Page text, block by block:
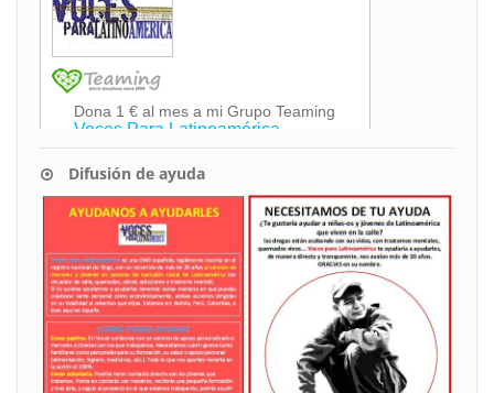
Difusión de ayuda